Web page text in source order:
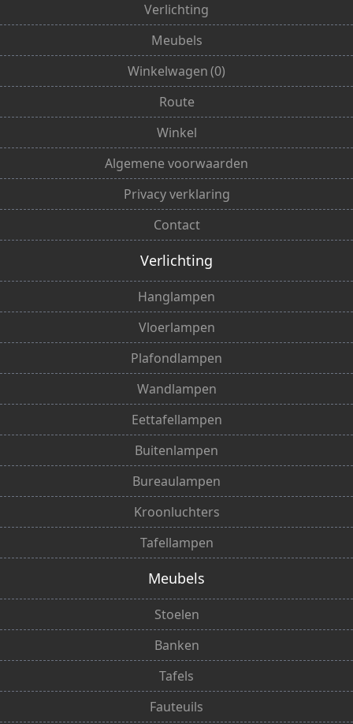
Verlichting
Meubels
Winkelwagen(0)
Route
Winkel
Algemene voorwaarden
Privacy verklaring
Contact
Verlichting
Hanglampen
Vloerlampen
Plafondlampen
Wandlampen
Eettafellampen
Buitenlampen
Bureaulampen
Kroonluchters
Tafellampen
Meubels
Stoelen
Banken
Tafels
Fauteuils